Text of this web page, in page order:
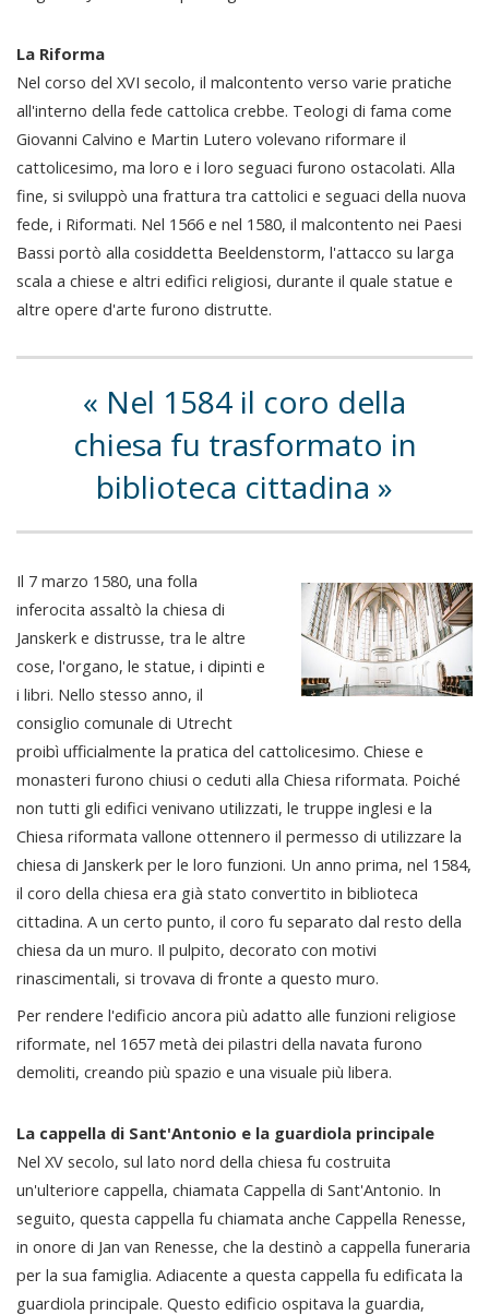
La Riforma
Nel corso del XVI secolo, il malcontento verso varie pratiche
all'interno della fede cattolica crebbe. Teologi di fama come
Giovanni Calvino e Martin Lutero volevano riformare il
cattolicesimo, ma loro e i loro seguaci furono ostacolati. Alla
fine, si sviluppò una frattura tra cattolici e seguaci della nuova
fede, i Riformati. Nel 1566 e nel 1580, il malcontento nei Paesi
Bassi portò alla cosiddetta Beeldenstorm, l'attacco su larga
scala a chiese e altri edifici religiosi, durante il quale statue e
altre opere d'arte furono distrutte.
Nel 1584 il coro della
chiesa fu trasformato in
biblioteca cittadina
Il 7 marzo 1580, una folla
inferocita assaltò la chiesa di
Janskerk e distrusse, tra le altre
cose, l'organo, le statue, i dipinti e
i libri. Nello stesso anno, il
consiglio comunale di Utrecht
proibì ufficialmente la pratica del cattolicesimo. Chiese e
monasteri furono chiusi o ceduti alla Chiesa riformata. Poiché
non tutti gli edifici venivano utilizzati, le truppe inglesi e la
Chiesa riformata vallone ottennero il permesso di utilizzare la
chiesa di Janskerk per le loro funzioni. Un anno prima, nel 1584,
il coro della chiesa era già stato convertito in biblioteca
cittadina. A un certo punto, il coro fu separato dal resto della
chiesa da un muro. Il pulpito, decorato con motivi
rinascimentali, si trovava di fronte a questo muro.
Per rendere l'edificio ancora più adatto alle funzioni religiose
riformate, nel 1657 metà dei pilastri della navata furono
demoliti, creando più spazio e una visuale più libera.
La cappella di Sant'Antonio e la guardiola principale
Nel XV secolo, sul lato nord della chiesa fu costruita
un'ulteriore cappella, chiamata Cappella di Sant'Antonio. In
seguito, questa cappella fu chiamata anche Cappella Renesse,
in onore di Jan van Renesse, che la destinò a cappella funeraria
per la sua famiglia. Adiacente a questa cappella fu edificata la
guardiola principale. Questo edificio ospitava la guardia,